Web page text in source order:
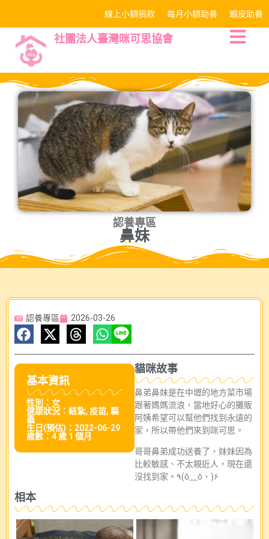
線上小額捐款 每月小額助養 蝦皮助養
社團法人臺灣咪可思協會
認養專區
鼻妹
認養專區 2026-03-26
基本資訊
性別：女
健康狀況：結紮, 疫苗, 驅
蟲
生日(預估)：2022-06-29
歲數：4 歲 1 個月
貓咪故事
鼻弟鼻妹是在中壢的地方菜市場
跟著媽媽流浪，當地好心的攤販
阿姨希望可以幫他們找到永遠的
家，所以帶他們來到咪可思。
哥哥鼻弟成功送養了，妹妹因為
比較敏感、不太親近人，現在還
沒找到家。٩(ŏ﹏ŏ、)۶
相本